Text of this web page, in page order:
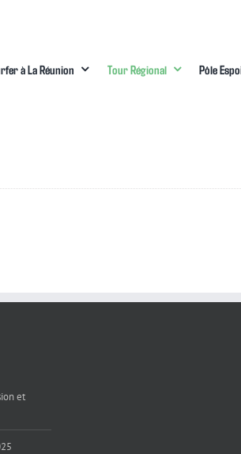
à La Réunion Tour Régional Pôle
et